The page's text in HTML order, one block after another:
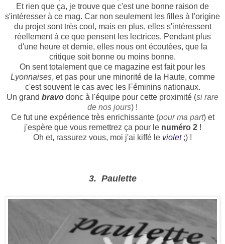
Et rien que ça, je trouve que c'est une bonne raison de
s'intéresser à ce mag. Car non seulementles filles à l'origine
du projet sont très cool, mais en plus, elles s'intéressent
réellement à ce que pensent les lectrices. Pendant plus
d'une heure et demie, elles nous ont écoutées, que la
critique soit bonne ou moins bonne.
On sent totalement que ce magazine est fait pour les
Lyonnaises, et pas pour une minorité de la Haute, comme
c'est souvent le cas avec les Féminins nationaux.
Un grand bravo donc à l'équipe pour cette proximité (si rare
de nos jours) !
Ce fut une expérience très enrichissante (pour ma part) et
j'espère que vous remettrez ça pour le numéro 2!
Oh et, rassurez vous, moi j'ai kiffé le violet;) !
3. Paulette